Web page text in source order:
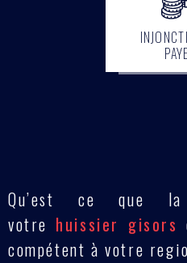
Qu’est ce que
votre huissier gisors
compétent à votre